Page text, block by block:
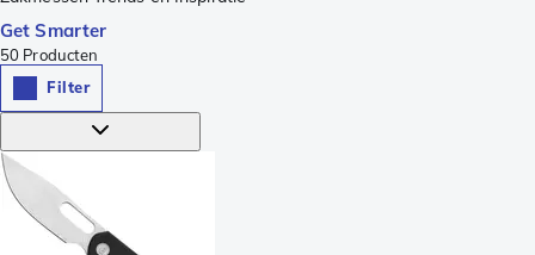
Get Smarter
50 Producten
Filter